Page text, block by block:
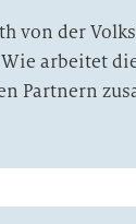
der
arbeitet
Partnern